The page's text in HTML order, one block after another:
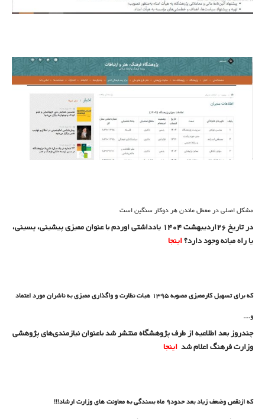
مشکل اصلی در معطل ماندن هر دوکار سنگین است
در تاریخ 26اردیبهشت 1404 یادداشتی اوردم با عنوان ممیزی پیشینی، پسینی،
یا راه میانه وجود دارد؟ اینجا
که برای تسهیل کارممیزی مصوبه 1395 هیات نظارت و واگذاری ممیزی به ناشران مورد اعتماد
و....
چندروز بعد اطلاعیه از طرف پژوهشگاه منتشر شد باعنوان نیازمندی‌های پژوهشی
وزارت فرهنگ اعلام شد اینجا
که ازنقص وضعف زیاد بعد حدود9 ماه بسندگی به معاونت های وزارت ارشاد!!!